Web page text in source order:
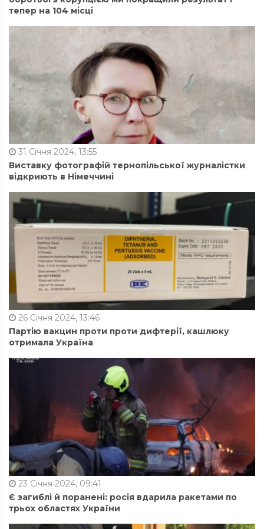
тепер на 104 місці
31 Січня 2024, 13:55
Виставку фотографій тернопільської журналістки
відкриють в Німеччині
26 Січня 2024, 13:46
Партію вакцин проти проти дифтерії, кашлюку
отримала Україна
23 Січня 2024, 09:41
Є загиблі й поранені: росія вдарила ракетами по
трьох областях України